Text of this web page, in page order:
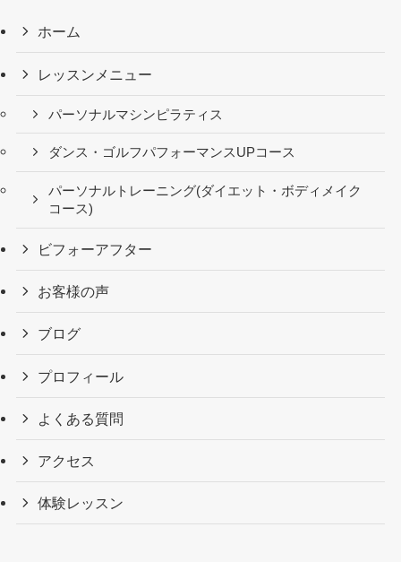
ホーム
レッスンメニュー
パーソナルマシンピラティス
ダンス・ゴルフパフォーマンスUPコース
パーソナルトレーニング(ダイエット・ボディメイク
コース)
ビフォーアフター
お客様の声
ブログ
プロフィール
よくある質問
アクセス
体験レッスン